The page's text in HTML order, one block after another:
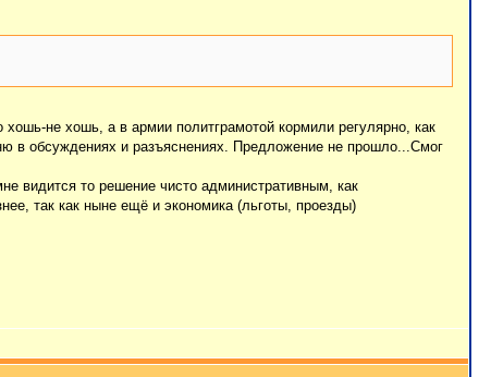
не хошь, а в армии политграмотой кормили регулярно, как
в обсуждениях и разъяснениях. Предложение не прошло...Смог
видится то решение чисто административным, как
так как ныне ещё и экономика (льготы, проезды)